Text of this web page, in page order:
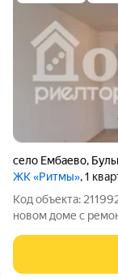
село Ембаево,
ЖК «Ритмы», 1
Код объекта:
новом доме с
обои под
мебелирована,